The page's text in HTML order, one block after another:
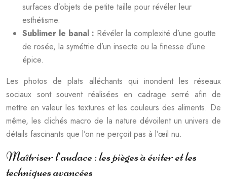
surfaces d’objets de petite taille pour révéler leur
esthétisme.
Sublimer le banal : Révéler la complexité d’une goutte
de rosée, la symétrie d’un insecte ou la finesse d’une
épice.
Les photos de plats alléchants qui inondent les réseaux
sociaux sont souvent réalisées en cadrage serré afin de
mettre en valeur les textures et les couleurs des aliments. De
même, les clichés macro de la nature dévoilent un univers de
détails fascinants que l’on ne perçoit pas à l’œil nu.
Maîtriser l’audace : les pièges à éviter et les
techniques avancées